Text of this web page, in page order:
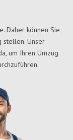
Daher können Sie
stellen. Unser
um Ihren Umzug